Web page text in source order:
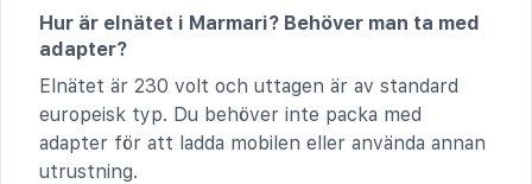
Hur är elnätet i Marmari? Behöver man ta med
adapter?
Elnätet är 230 volt och uttagen är av standard
europeisk typ. Du behöver inte packa med
adapter för att ladda mobilen eller använda annan
utrustning.